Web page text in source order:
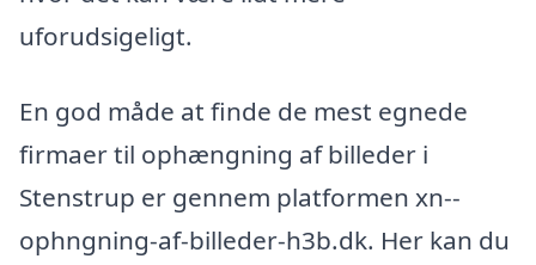
uforudsigeligt.
En god måde at finde de mest egnede
firmaer til ophængning af billeder i
Stenstrup er gennem platformen xn--
ophngning-af-billeder-h3b.dk. Her kan du